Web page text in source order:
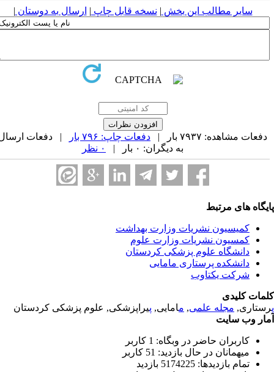
سایر مطالب این بخش | نسخه قابل چاپ| ارسال به دوستان|
دفعات مشاهده: ۷۹۳۷ بار | دفعات چاپ: ۷۹۶ بار
| دفعات ارسال
به دیگران: ۰ بار |
های مرتبط
کمیسیون نشریات وزارت بهداشت
کمسیون نشریات وزارت علوم
دانشگاه علوم پزشکی کردستان
دانشکده پرستاری مامایی
شرکت یکتاوب
کلیدی
مجله علمی, م امایی, پیراپزشکی, علوم پزشکی کردستان
وب سایت
کاربران حاضر در وبگاه: 1 کاربر
میهمانان در حال بازدید: 51 کاربر
تمام بازدید‌ها: 5174225 بازدید